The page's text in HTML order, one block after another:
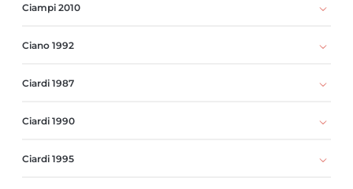
Ciampi 2010
Ciano 1992
Ciardi 1987
Ciardi 1990
Ciardi 1995